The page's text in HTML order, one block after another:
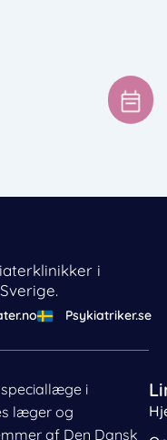
i
Psykiatriker.se
i
læger og
af Den Dansk
bruger vi cookies